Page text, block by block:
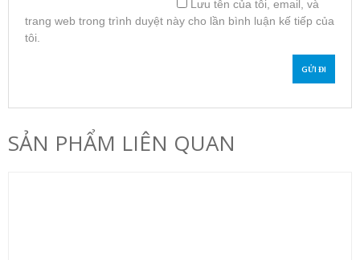
Lưu tên của tôi, email, và
trang web trong trình duyệt này cho lần bình luận kế tiếp của
tôi.
SẢN PHẨM LIÊN QUAN